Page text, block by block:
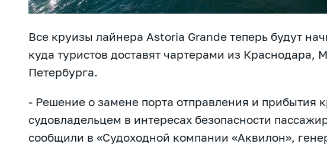
Все круизы лайнера Astoria Grande теперь будут
куда туристов доставят чартерами из Краснодара,
Петербурга.
- Решение о замене порта отправления и прибытия
судовладельцем в интересах безопасности
сообщили в «Судоходной компании «Аквилон»,